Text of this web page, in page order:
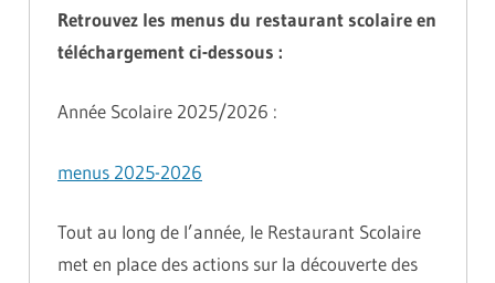
Retrouvez les menus du restaurant scolaire en
téléchargement ci-dessous :
Année Scolaire 2025/2026 :
menus 2025-2026
Tout au long de l’année, le Restaurant Scolaire
met en place des actions sur la découverte des